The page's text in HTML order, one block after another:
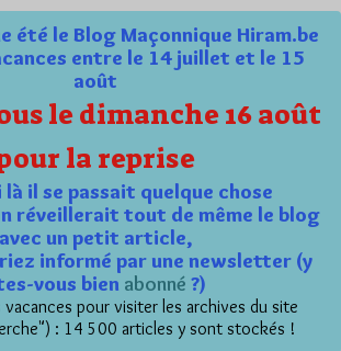
été le Blog Maçonnique Hiram.be
entre le 14 juillet et le 15
août
le dimanche 16 août
la reprise
il se passait quelque chose
réveillerait tout de même le blog
avec un petit article,
informé par une newsletter (y
vous bien abonné ?)
pour visiter les archives du site
: 14 500 articles y sont stockés !